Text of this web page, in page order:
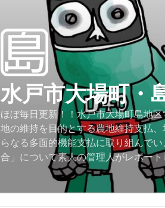
水戸市大場町・
ほぼ毎日更新！！水戸市大場町島地
地の維持を目的とする農地維持支払
らなる多面的機能支払に取り組んで
合」について素人の管理人がレポート